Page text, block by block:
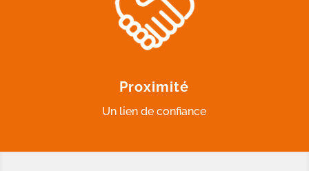
Proximité
Un lien de confiance